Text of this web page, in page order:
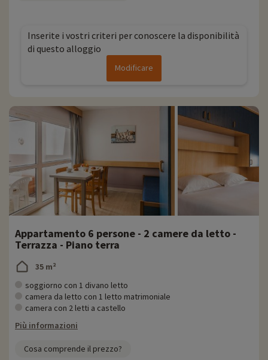
vicinanze dei nostri alloggi: zoo, acquario, ecc. Se le attività sono già
state negoziate, possono essere prenotate con uno sconto
direttamente online dopo aver scelto il vostro alloggio, e potete
- Si accettano animali domestici, con supplemento
Residence gestito dal gruppo Pierre & Vacances
Inserite i vostri criteri per conoscere la disponibilità
di questo alloggio
Modificare
Appartamento 6 persone - 2 camere da letto -
Terrazza - Piano terra
35 m²
soggiorno con 1 divano letto
camera da letto con 1 letto matrimoniale
camera con 2 letti a castello
Più informazioni
Cosa comprende il prezzo?